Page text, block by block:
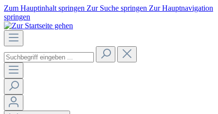
Zum Hauptinhalt springen Zur Suche springen Zur Hauptnavigation
springen